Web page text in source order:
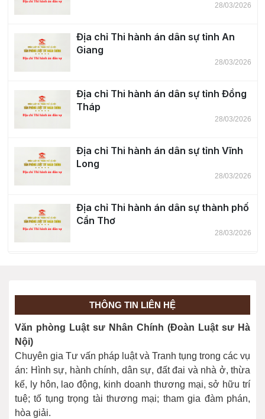
28/03/2026
Địa chỉ Thi hành án dân sự tỉnh An
Giang
28/03/2026
Địa chỉ Thi hành án dân sự tỉnh Đồng
Tháp
28/03/2026
Địa chỉ Thi hành án dân sự tỉnh Vĩnh
Long
28/03/2026
Địa chỉ Thi hành án dân sự thành phố
Cần Thơ
28/03/2026
Địa chỉ Thi hành án dân sự thành phố
Đồng Nai
THÔNG TIN LIÊN HỆ
Văn phòng Luật sư Nhân Chính (Đoàn Luật sư Hà
Nội)
Chuyên gia Tư vấn pháp luật và Tranh tụng trong các vụ
án: Hình sự, hành chính, dân sự, đất đai và nhà ở, thừa
kế, ly hôn, lao động, kinh doanh thương mại, sở hữu trí
tuệ; tố tụng trọng tài thương mại; tham gia đàm phán,
hòa giải.